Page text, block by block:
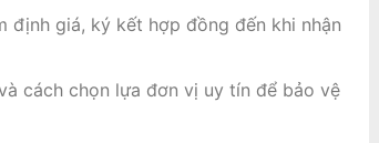
định giá, ký kết hợp đồng đến khi nhận
cách chọn lựa đơn vị uy tín để bảo vệ